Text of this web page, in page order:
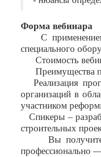
Форма вебинара
С применением
специального
Стоимость
Преимущества
Реализация
организаций в
участником
Спикеры –
строительных
Вы получите
профессионально